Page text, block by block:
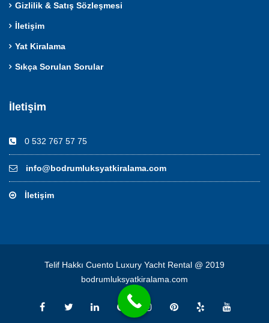
Gizlilik & Satış Sözleşmesi
İletişim
Yat Kiralama
Sıkça Sorulan Sorular
İletişim
0 532 767 57 75
info@bodrumluksyatkiralama.com
İletişim
Telif Hakkı Cuento Luxury Yacht Rental @ 2019
bodrumluksyatkiralama.com